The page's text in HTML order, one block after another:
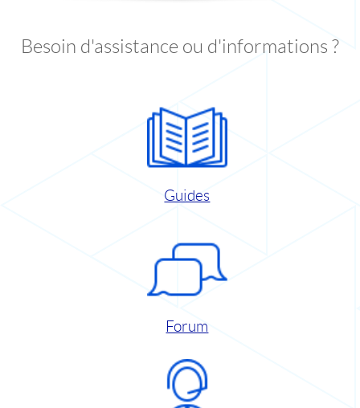
Besoin d'assistance ou d'informations ?
Guides
Forum